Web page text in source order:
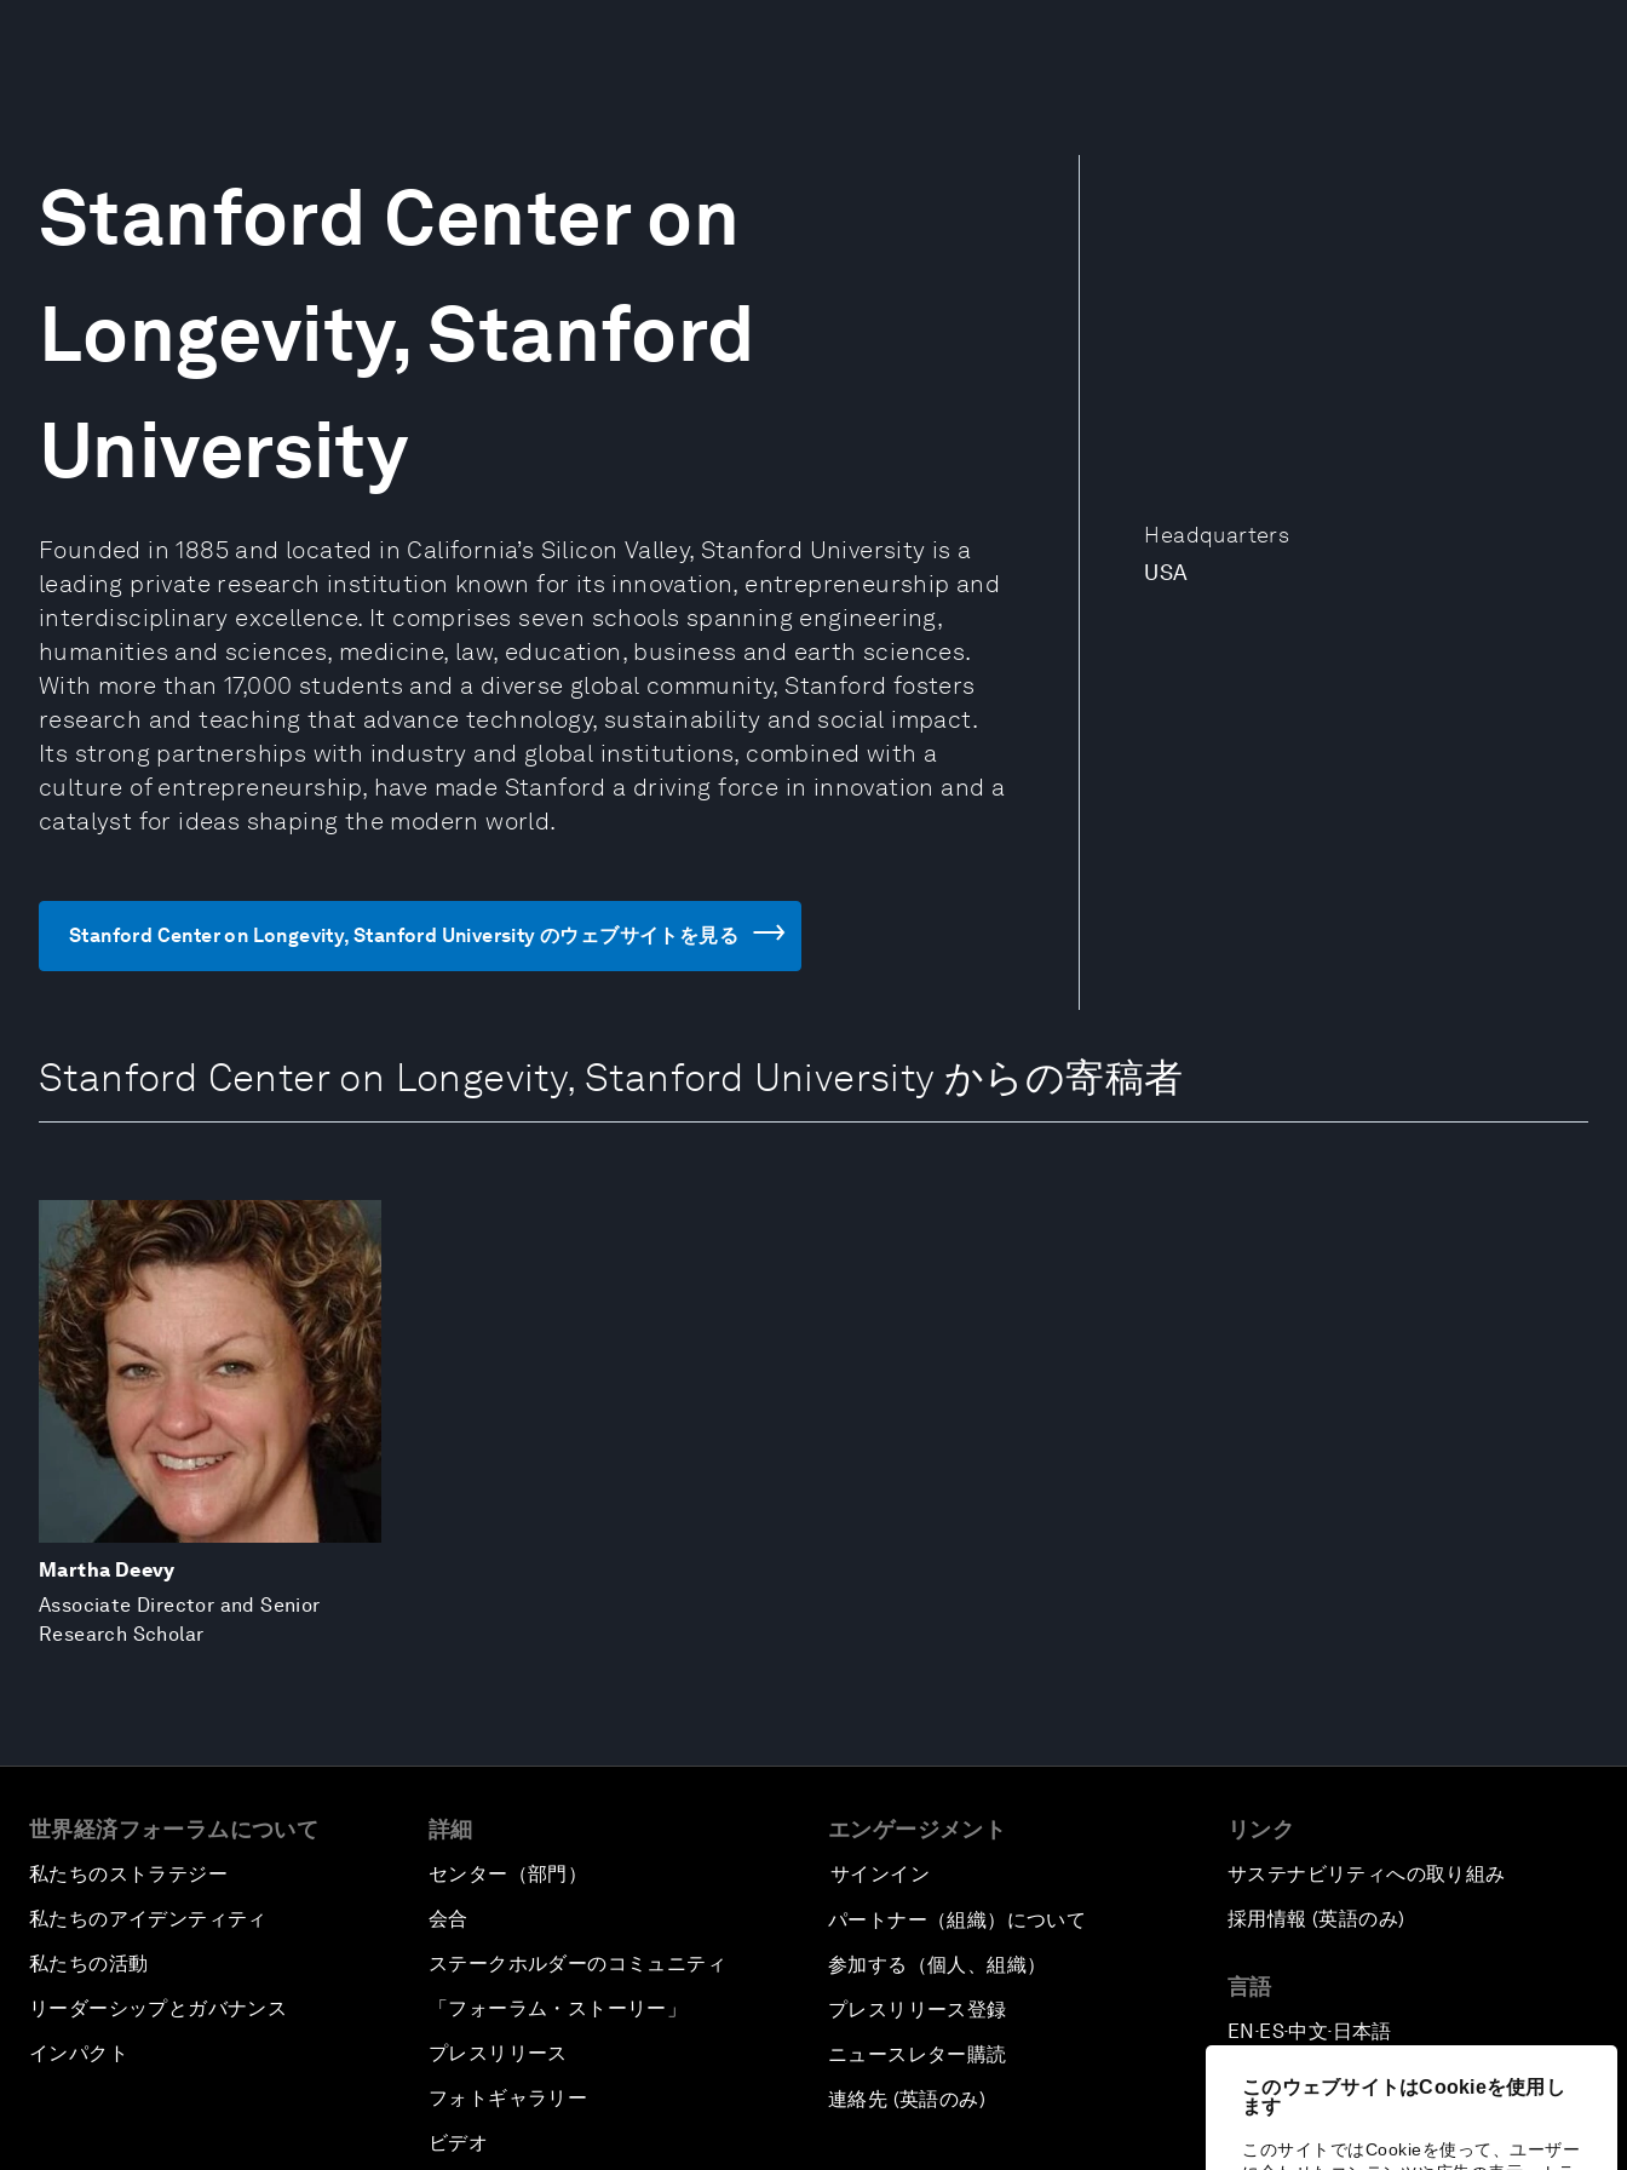
このウェブサイトはCookieを使用し
ます
このサイトではCookieを使って、ユーザー
Headquarters
USA
Stanford Center on
Longevity, Stanford
University
Founded in 1885 and located in California’s Silicon Valley, Stanford University is a
leading private research institution known for its innovation, entrepreneurship and
interdisciplinary excellence. It comprises seven schools spanning engineering,
humanities and sciences, medicine, law, education, business and earth sciences.
With more than 17,000 students and a diverse global community, Stanford fosters
research and teaching that advance technology, sustainability and social impact.
Its strong partnerships with industry and global institutions, combined with a
culture of entrepreneurship, have made Stanford a driving force in innovation and a
catalyst for ideas shaping the modern world.
Stanford Center on Longevity, Stanford University のウェブサイトを見る
Stanford Center on Longevity, Stanford University からの寄稿者
Martha Deevy
Associate Director and Senior
Research Scholar
世界経済フォーラムについて
私たちのストラテジー
私たちのアイデンティティ
私たちの活動
リーダーシップとガバナンス
インパクト
詳細
センター（部門）
会合
ステークホルダーのコミュニティ
「フォーラム・ストーリー」
プレスリリース
フォトギャラリー
ビデオ
エンゲージメント
サインイン
パートナー（組織）について
参加する（個人、組織）
プレスリリース登録
ニュースレター購読
連絡先 (英語のみ)
リンク
サステナビリティへの取り組み
採用情報 (英語のみ)
言語
EN ▪ES▪中文▪ 日本語